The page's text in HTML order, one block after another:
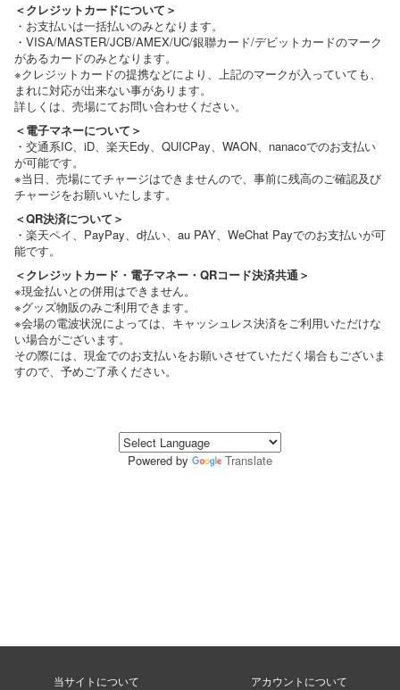
＜クレジットカードについて＞
・お支払いは一括払いのみとなります。
・VISA/MASTER/JCB/AMEX/UC/銀聯カード/デビットカードのマーク
があるカードのみとなります。
※クレジットカードの提携などにより、上記のマークが入っていても、
まれに対応が出来ない事があります。
詳しくは、売場にてお問い合わせください。
＜電子マネーについて＞
・交通系IC、iD、楽天Edy、QUICPay、WAON、nanacoでのお支払い
が可能です。
※当日、売場にてチャージはできませんので、事前に残高のご確認及び
チャージをお願いいたします。
＜QR決済について＞
・楽天ペイ、PayPay、d払い、au PAY、WeChat Payでのお支払いが可
能です。
＜クレジットカード・電子マネー・QRコード決済共通＞
※現金払いとの併用はできません。
※グッズ物販のみご利用できます。
※会場の電波状況によっては、キャッシュレス決済をご利用いただけな
い場合がございます。
その際には、現金でのお支払いをお願いさせていただく場合もございま
すので、予めご了承ください。
Powered by Translate
当サイトについて アカウントについて